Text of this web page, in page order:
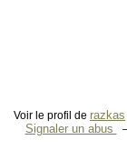
Voir le profil de razkas
Signaler un abus